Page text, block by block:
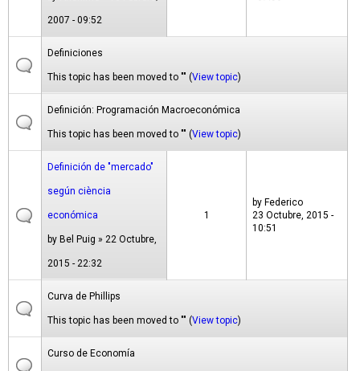
2007 - 09:52
Definiciones
This topic has been moved to "" (View topic)
Definición: Programación Macroeconómica
This topic has been moved to "" (View topic)
Definición de "mercado"
según ciència
económica
by Bel Puig » 22 Octubre,
2015 - 22:32
1
by Federico
23 Octubre, 2015 -
10:51
Curva de Phillips
This topic has been moved to "" (View topic)
Curso de Economía